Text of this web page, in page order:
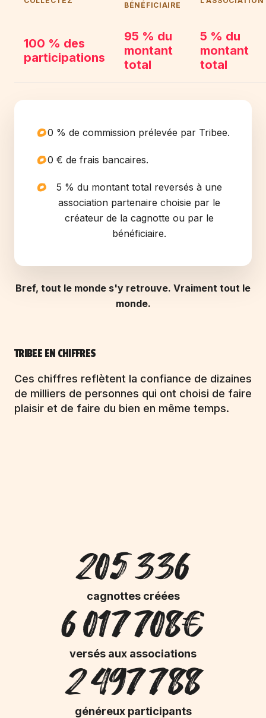
BÉNÉFICIAIRE
100 % des
participations
95 % du
montant
total
5 % du
montant
total
0 % de commission prélevée par Tribee.
0 € de frais bancaires.
5 % du montant total reversés à une
association partenaire choisie par le
créateur de la cagnotte ou par le
bénéficiaire.
Bref, tout le monde s'y retrouve. Vraiment tout le
monde.
TRIBEE EN CHIFFRES
Ces chiffres reflètent la confiance de dizaines
de milliers de personnes qui ont choisi de faire
plaisir et de faire du bien en même temps.
205 336
cagnottes créées
6 017 708€
versés aux associations
2 497 788
généreux participants